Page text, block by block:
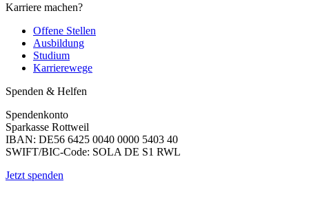
Karriere machen?
Offene Stellen
Ausbildung
Studium
Karrierewege
Spenden & Helfen
Spendenkonto
Sparkasse Rottweil
IBAN: DE56 6425 0040 0000 5403 40
SWIFT/BIC-Code: SOLA DE S1 RWL
Jetzt spenden